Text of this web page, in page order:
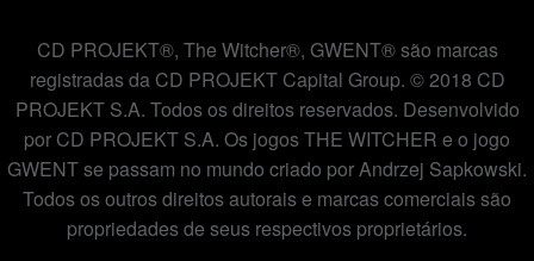
CD PROJEKT®, The Witcher®, GWENT® são marcas
registradas da CD PROJEKT Capital Group. © 2018 CD
PROJEKT S.A. Todos os direitos reservados. Desenvolvido
por CD PROJEKT S.A. Os jogos THE WITCHER e o jogo
GWENT se passam no mundo criado por Andrzej Sapkowski.
Todos os outros direitos autorais e marcas comerciais são
propriedades de seus respectivos proprietários.